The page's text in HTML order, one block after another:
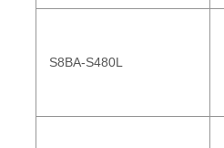
S8BA-S480L